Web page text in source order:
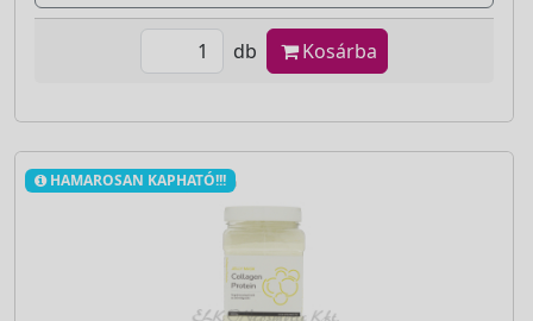
db Kosárba
HAMAROSAN KAPHATÓ!!!